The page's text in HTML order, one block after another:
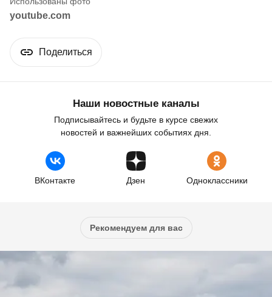
youtube.com
Поделиться
Наши новостные каналы
Подписывайтесь и будьте в курсе свежих
новостей и важнейших событиях дня.
ВКонтакте Дзен Одноклассники
Рекомендуем для вас